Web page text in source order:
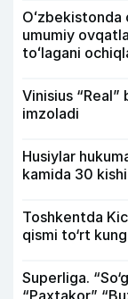
umumiy
toʻlagani
Vinisius
imzoladi
Husiylar
kamida 30
Toshkentda
qismi to‘rt
Superliga.